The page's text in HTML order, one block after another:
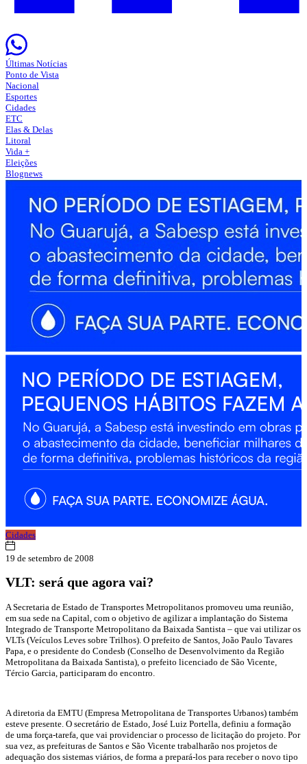
Últimas Notícias
Ponto de Vista
Nacional
Esportes
Cidades
ETC
Elas & Delas
Litoral
Vida +
Eleições
Blognews
Cidades
19 de setembro de 2008
VLT: será que agora vai?
A Secretaria de Estado de Transportes Metropolitanos promoveu uma reunião,
em sua sede na Capital, com o objetivo de agilizar a implantação do Sistema
Integrado de Transporte Metropolitano da Baixada Santista – que vai utilizar os
VLTs (Veículos Leves sobre Trilhos). O prefeito de Santos, João Paulo Tavares
Papa, e o presidente do Condesb (Conselho de Desenvolvimento da Região
Metropolitana da Baixada Santista), o prefeito licenciado de São Vicente,
Tércio Garcia, participaram do encontro.
A diretoria da EMTU (Empresa Metropolitana de Transportes Urbanos) também
esteve presente. O secretário de Estado, José Luiz Portella, definiu a formação
de uma força-tarefa, que vai providenciar o processo de licitação do projeto. Por
sua vez, as prefeituras de Santos e São Vicente trabalharão nos projetos de
adequação dos sistemas viários, de forma a prepará-los para receber o novo tipo